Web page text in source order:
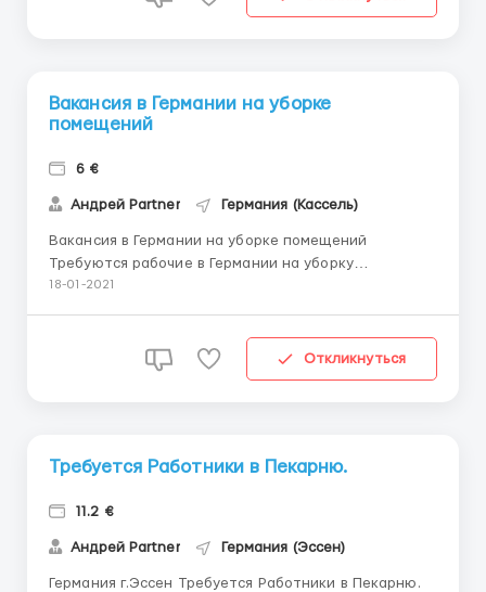
Вакансия в Германии на уборке
помещений
6 €
Андрей Partner Германия (Кассель)
Вакансия в Германии на уборке помещений
Требуются рабочие в Германии на уборку
помещений. Местоположение: город Кассель
плата: 6 евро в час. График работы: 5-6 дней в
неделю по 10 часов в день...
18-01-2021
Откликнуться
Требуется Работники в Пекарню.
11.2 €
Андрей Partner Германия (Эссен)
Германия г.Эссен Требуется Работники в Пекарню.